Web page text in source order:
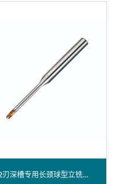
2刃深槽专用长颈球型立铣刀涂层